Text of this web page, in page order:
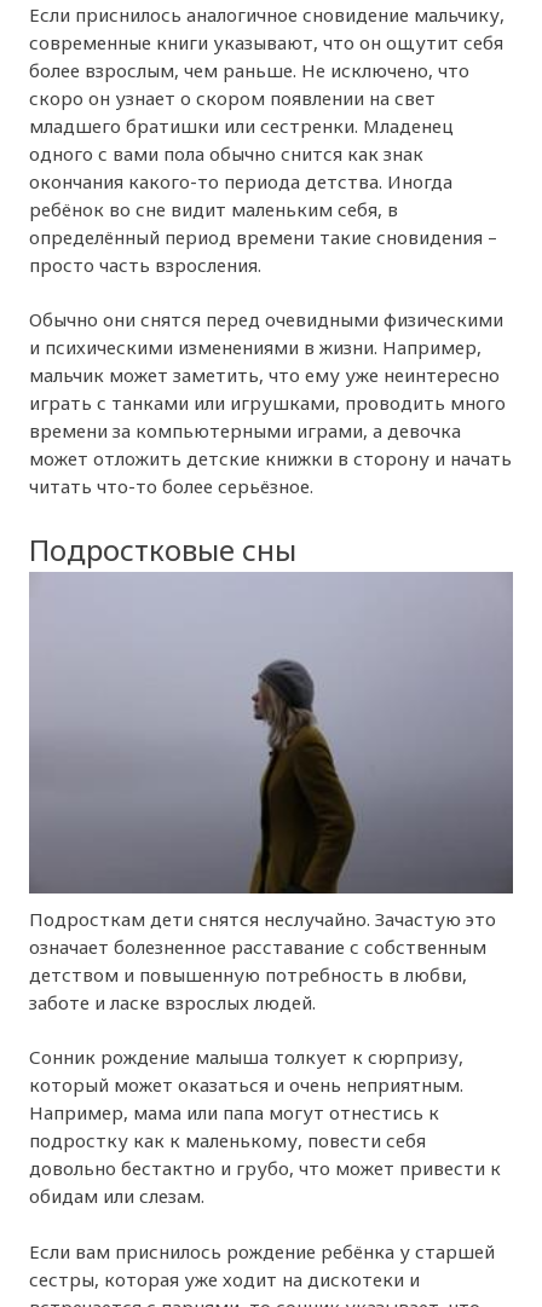
Если приснилось аналогичное сновидение мальчику,
современные книги указывают, что он ощутит себя
более взрослым, чем раньше. Не исключено, что
скоро он узнает о скором появлении на свет
младшего братишки или сестренки. Младенец
одного с вами пола обычно снится как знак
окончания какого-то периода детства. Иногда
ребёнок во сне видит маленьким себя, в
определённый период времени такие сновидения –
просто часть взросления.
Обычно они снятся перед очевидными физическими
и психическими изменениями в жизни. Например,
мальчик может заметить, что ему уже неинтересно
играть с танками или игрушками, проводить много
времени за компьютерными играми, а девочка
может отложить детские книжки в сторону и начать
читать что-то более серьёзное.
Подростковые сны
Подросткам дети снятся неслучайно. Зачастую это
означает болезненное расставание с собственным
детством и повышенную потребность в любви,
заботе и ласке взрослых людей.
Сонник рождение малыша толкует к сюрпризу,
который может оказаться и очень неприятным.
Например, мама или папа могут отнестись к
подростку как к маленькому, повести себя
довольно бестактно и грубо, что может привести к
обидам или слезам.
Если вам приснилось рождение ребёнка у старшей
сестры, которая уже ходит на дискотеки и